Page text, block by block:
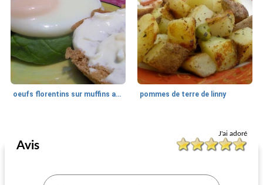
oeufs florentins sur muffins anglais pommes de terre de linny
J'ai adoré
Avis